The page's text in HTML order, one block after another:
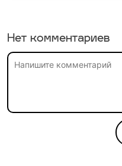
Нет комментариев